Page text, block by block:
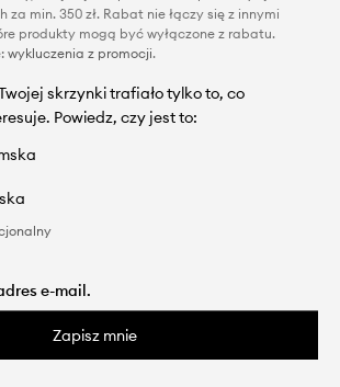
za min. 350 zł. Rabat nie łączy się z innymi
produkty mogą być wyłączone z rabatu.
wykluczenia z promocji.
skrzynki trafiało tylko to, co
Powiedz, czy jest to:
Zapisz mnie